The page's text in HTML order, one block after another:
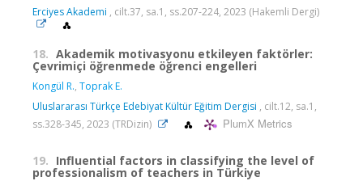
Erciyes Akademi , cilt.37, sa.1, ss.207-224, 2023 (Hakemli Dergi)
18. Akademik motivasyonu etkileyen faktörler:
Çevrimiçi öğrenmede öğrenci engelleri
Kongül R., Toprak E.
Uluslararası Türkçe Edebiyat Kültür Eğitim Dergisi , cilt.12, sa.1,
ss.328-345, 2023 (TRDizin)
PlumX Metrics
19. Influential factors in classifying the level of
professionalism of teachers in Türkiye